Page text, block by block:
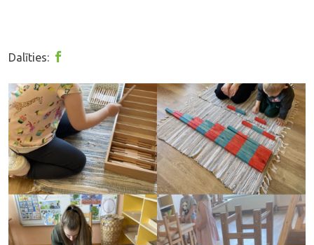
Dalīties: